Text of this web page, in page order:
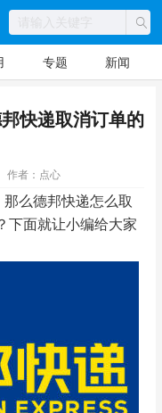
专题 新闻
快递取消订单的
作者：点心
么德邦快递怎么取
下面就让小编给大家